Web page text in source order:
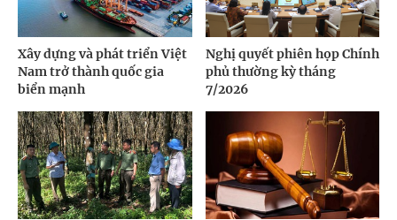
Xây dựng và phát triển Việt
Nam trở thành quốc gia
biển mạnh
Nghị quyết phiên họp Chính
phủ thường kỳ tháng
7/2026